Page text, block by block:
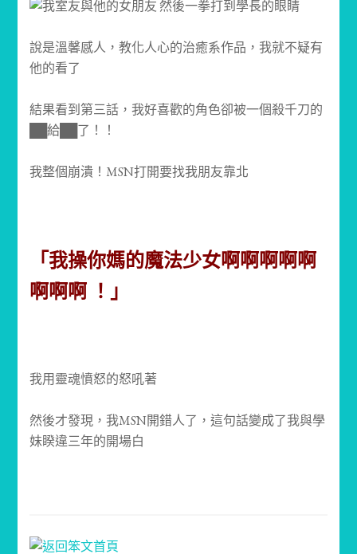
說是溫馨感人，教化人心的治癒系作品，我就不疑有
他的看了
結果看到第三話，我好喜歡的角色卻被一個殺千刀的
██給██了！！
我整個崩潰！MSN打開要找我朋友靠北
「我操你媽的魔法少女啊啊啊啊啊
啊啊啊 ！」
我用靈魂憤怒的怒吼著
然後才發現，我MSN開錯人了，這句話變成了我與學
妹睽違三年的開場白